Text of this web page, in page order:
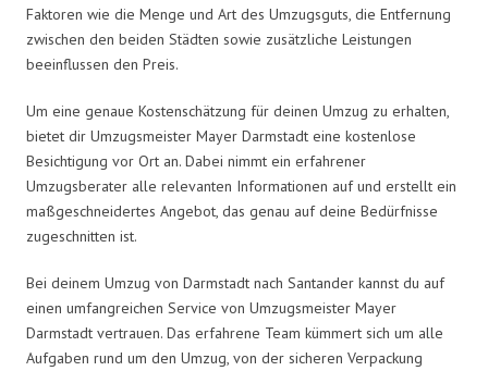
Faktoren wie die Menge und Art des Umzugsguts, die Entfernung
zwischen den beiden Städten sowie zusätzliche Leistungen
beeinflussen den Preis.
Um eine genaue Kostenschätzung für deinen Umzug zu erhalten,
bietet dir Umzugsmeister Mayer Darmstadt eine kostenlose
Besichtigung vor Ort an. Dabei nimmt ein erfahrener
Umzugsberater alle relevanten Informationen auf und erstellt ein
maßgeschneidertes Angebot, das genau auf deine Bedürfnisse
zugeschnitten ist.
Bei deinem Umzug von Darmstadt nach Santander kannst du auf
einen umfangreichen Service von Umzugsmeister Mayer
Darmstadt vertrauen. Das erfahrene Team kümmert sich um alle
Aufgaben rund um den Umzug, von der sicheren Verpackung